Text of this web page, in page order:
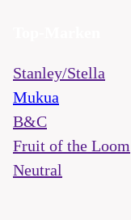
Stanley/Stella
Mukua
B&C
Fruit of the Loom
Neutral